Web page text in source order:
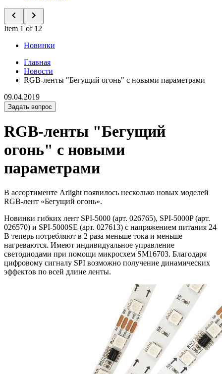
Item 1 of 12
Новинки
Главная
Новости
RGB-ленты "Бегущий огонь" с новыми параметрами
09.04.2019
Задать вопрос
RGB-ленты "Бегущий
огонь" с новыми
параметрами
В ассортименте Arlight появилось несколько новых моделей
RGB-лент «Бегущий огонь».
Новинки гибких лент SPI-5000 (арт. 026765), SPI-5000P (арт.
026570) и SPI-5000SE (арт. 027613) с напряжением питания 24
В теперь потребляют в 2 раза меньше тока и меньше
нагреваются. Имеют индивидуальное управление
светодиодами при помощи микросхем SM16703. Благодаря
цифровому сигналу SPI возможно получение динамических
эффектов по всей длине ленты.